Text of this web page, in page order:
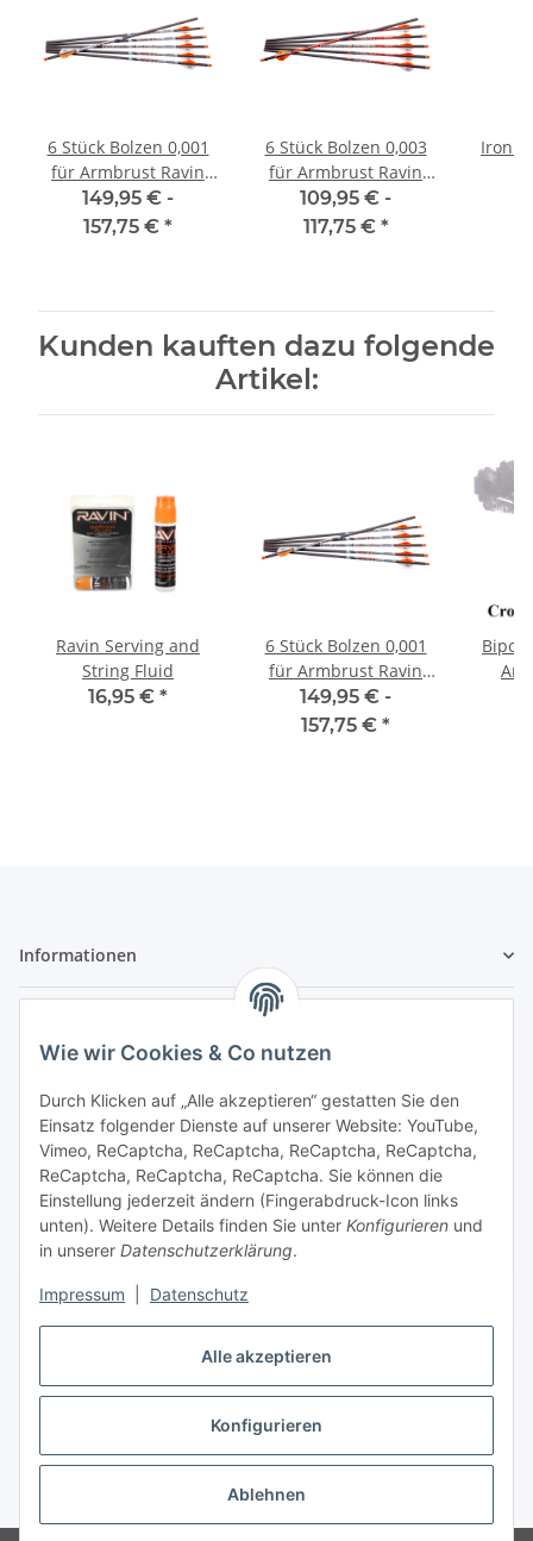
Alle akzeptieren
Konfigurieren
Ablehnen
Wie wir Cookies & Co nutzen
Durch Klicken auf „Alle akzeptieren“ gestatten Sie den
Einsatz folgender Dienste auf unserer Website: YouTube,
Vimeo, ReCaptcha, ReCaptcha, ReCaptcha, ReCaptcha,
ReCaptcha, ReCaptcha, ReCaptcha. Sie können die
Einstellung jederzeit ändern (Fingerabdruck-Icon links
unten). Weitere Details finden Sie unter Konfigurieren und
in unserer Datenschutzerklärung.
Impressum Datenschutz
6 Stück Bolzen 0,001
für Armbrust Ravin
R9, R10, R15, R20, R26,
R29, R29X
149,95 € -
157,75 € *
6 Stück Bolzen 0,003
für Armbrust Ravin
R9, R10, R15, R20, R26,
R29,R29X
109,95 € -
117,75 € *
Iron
Kunden kauften dazu folgende
Artikel:
Ravin Serving and
String Fluid
16,95 € *
6 Stück Bolzen 0,001
für Armbrust Ravin
R9, R10, R15, R20, R26,
R29, R29X
149,95 € -
157,75 € *
Informationen
Vertrag widerrufen
* Alle Preise inkl. gesetzlicher USt., zzgl.Versand